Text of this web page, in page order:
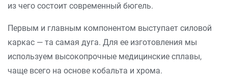
из чего состоит современный бюгель.
Первым и главным компонентом выступает силовой
каркас — та самая дуга. Для ее изготовления мы
используем высокопрочные медицинские сплавы,
чаще всего на основе кобальта и хрома.